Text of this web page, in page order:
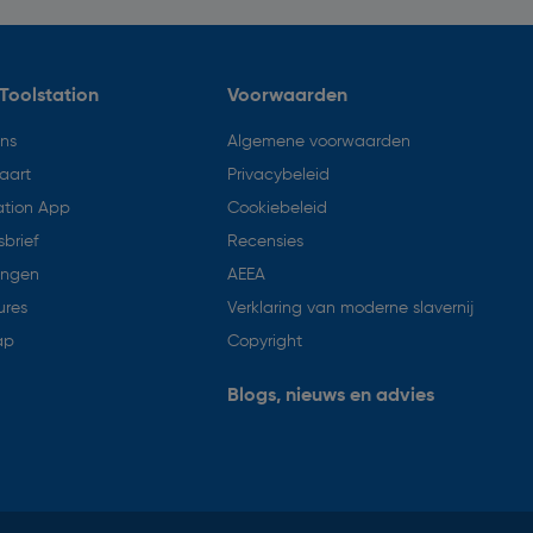
App
Voorwaarden
Algemene voorwaarden
Privacybeleid
Cookiebeleid
Recensies
AEEA
Verklaring van moderne slavernij
Copyright
Blogs, nieuws en advies